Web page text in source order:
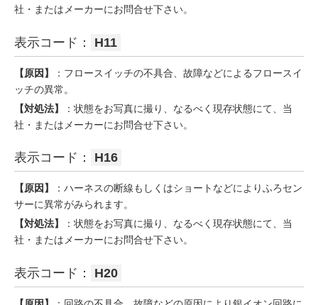
社・またはメーカーにお問合せ下さい。
表示コード： H11
【原因】
：フロースイッチの不具合、故障などによるフロースイ
ッチの異常。
【対処法】
：状態をお写真に撮り、なるべく現存状態にて、当
社・またはメーカーにお問合せ下さい。
表示コード： H16
【原因】
：ハーネスの断線もしくはショートなどによりふろセン
サーに異常がみられます。
【対処法】
：状態をお写真に撮り、なるべく現存状態にて、当
社・またはメーカーにお問合せ下さい。
表示コード： H20